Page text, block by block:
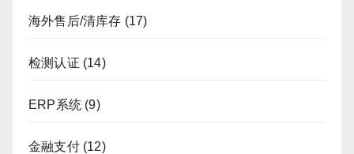
海外售后/清库存 (17)
检测认证 (14)
ERP系统 (9)
金融支付(12)